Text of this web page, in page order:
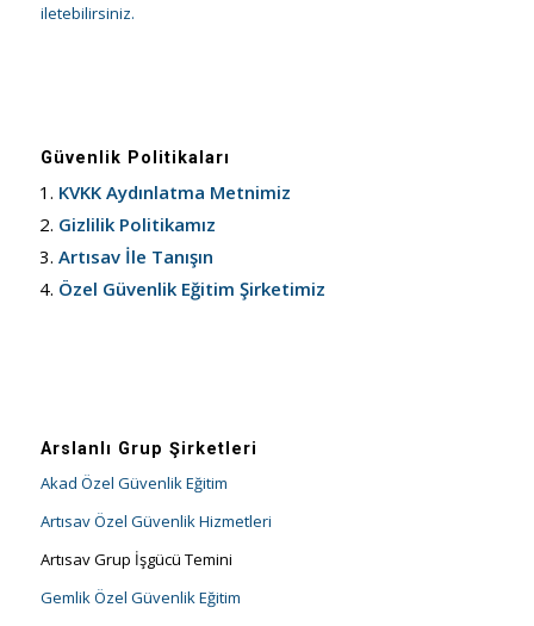
iletebilirsiniz.
Güvenlik Politikaları
KVKK Aydınlatma Metnimiz
Gizlilik Politikamız
Artısav İle Tanışın
Özel Güvenlik Eğitim Şirketimiz
Arslanlı Grup Şirketleri
Akad Özel Güvenlik Eğitim
Artısav Özel Güvenlik Hizmetleri
Artısav Grup İşgücü Temini
Gemlik Özel Güvenlik Eğitim